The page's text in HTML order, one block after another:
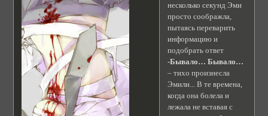
несколько секунд Эми
просто соображла,
пытаясь переварить
информацию и
подобрать ответ
-Бывало… Бывало…
– тихо произнесла
Эмили... В те времена,
когда она болела и
лежала не вставая с